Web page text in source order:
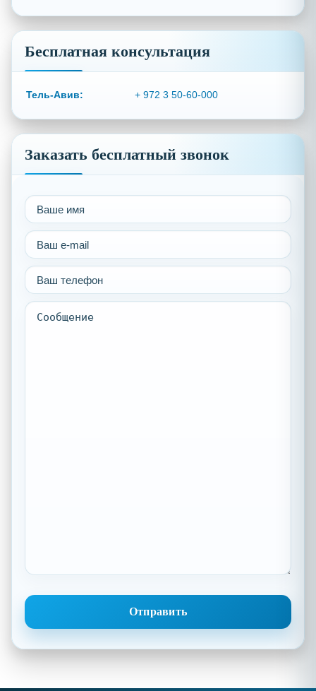
Бесплатная консультация
Тель-Авив: + 972 3 50-60-000
Заказать бесплатный звонок